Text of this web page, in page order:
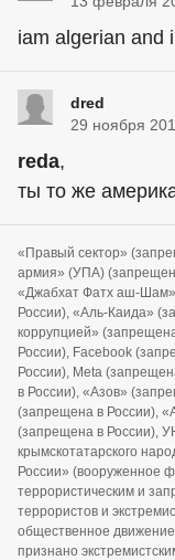
iam algerian and
dred
29 ноября
reda,
ты то же
«Правый сектор»
армия» (УПА)
«Джабхат Фатх аш-
России), «Аль-Каида»
коррупцией»
России), Facebook
России), Meta
в России), «Азов»
(запрещена в России),
(запрещена в России),
крымскотатарского
России» (вооруженное
террористическим и
террористов и
общественное
признано